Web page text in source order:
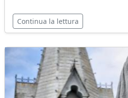
Continua la lettura